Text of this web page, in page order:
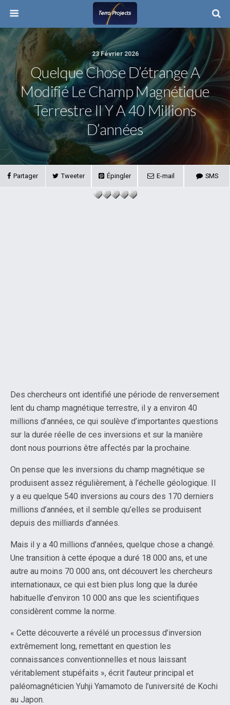
23 Février 2026
Quelque Chose D’étrange A
Modifié Le Champ Magnétique
Terrestre Il Y A 40 Millions
D’années
Partager Tweeter Épingler E-mail SMS
Des chercheurs ont identifié une période de renversement
lent du champ magnétique terrestre, il y a environ 40
millions d’années, ce qui soulève d’importantes questions
sur la durée réelle de ces inversions et sur la manière
dont nous pourrions être affectés par la prochaine.
On pense que les inversions du champ magnétique se
produisent assez régulièrement, à l’échelle géologique. Il
y a eu quelque 540 inversions au cours des 170 derniers
millions d’années, et il semble qu’elles se produisent
depuis des milliards d’années.
Mais il y a 40 millions d’années, quelque chose a changé.
Une transition à cette époque a duré 18 000 ans, et une
autre au moins 70 000 ans, ont découvert les chercheurs
internationaux, ce qui est bien plus long que la durée
habituelle d’environ 10 000 ans que les scientifiques
considèrent comme la norme.
« Cette découverte a révélé un processus d’inversion
extrêmement long, remettant en question les
connaissances conventionnelles et nous laissant
véritablement stupéfaits », écrit l’auteur principal et
paléomagnéticien Yuhji Yamamoto de l’université de Kochi
au Japon.